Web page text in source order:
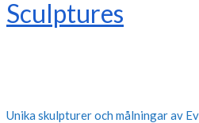
Unika skulpturer och målningar av